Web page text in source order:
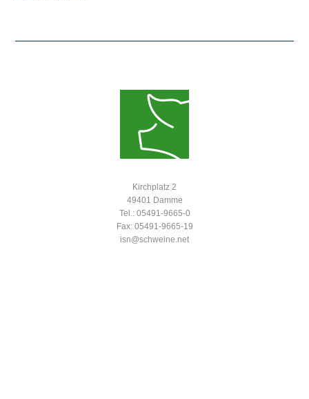
Kirchplatz 2
49401 Damme
Tel.: 05491-9665-0
Fax: 05491-9665-19
isn@schweine.net